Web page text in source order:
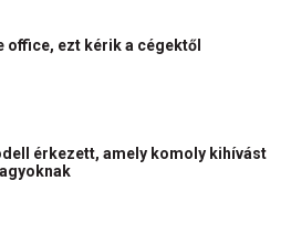
office, ezt kérik a cégektől
érkezett, amely komoly kihívást